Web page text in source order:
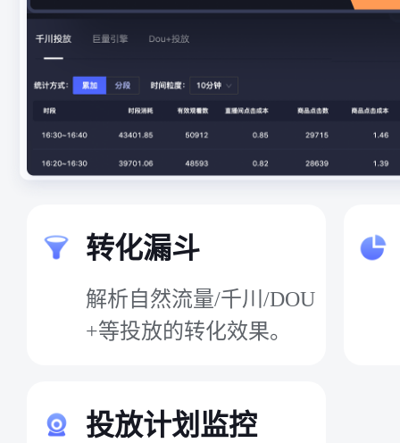
转化漏斗
解析自然流量/千川/DOU
+等投放的转化效果。
投放计划监控